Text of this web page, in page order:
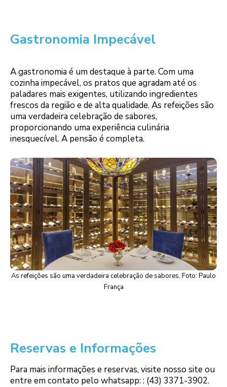
Gastronomia Impecável
A gastronomia é um destaque à parte. Com uma
cozinha impecável, os pratos que agradam até os
paladares mais exigentes, utilizando ingredientes
frescos da região e de alta qualidade. As refeições são
uma verdadeira celebração de sabores,
proporcionando uma experiência culinária
inesquecível. A pensão é completa.
As refeições são uma verdadeira celebração de sabores. Foto: Paulo
França
Reservas e Informações
Para mais informações e reservas, visite nosso site ou
entre em contato pelo whatsapp: : (43) 3371-3902.